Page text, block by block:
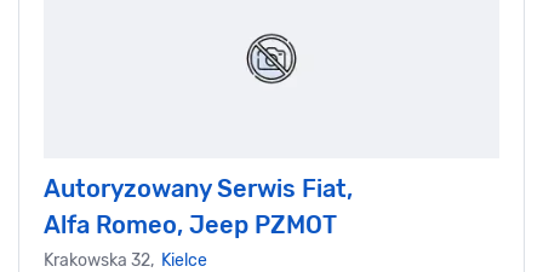
Autoryzowany Serwis Fiat,
Alfa Romeo, Jeep PZMOT
Krakowska 32, Kielce